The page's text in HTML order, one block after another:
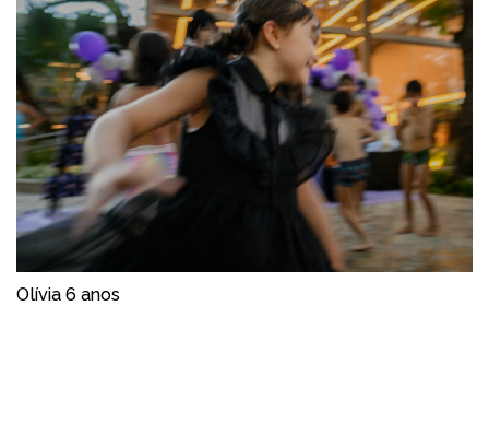
Olívia 6 anos